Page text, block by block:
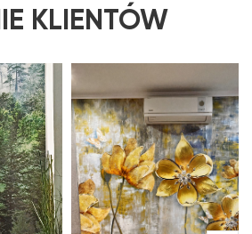
otrzymanego numeru.
„Spam” lub „Oferty”. W
informacji prosimy o
lub telefoniczny –
przekażemy dane do
KLIENTÓW